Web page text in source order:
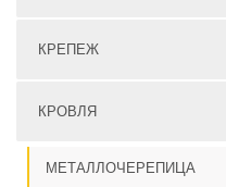
КРЕПЕЖ
КРОВЛЯ
МЕТАЛЛОЧЕРЕПИЦА